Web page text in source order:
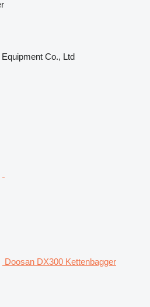
Co., Ltd
Doosan DX300 Kettenbagger